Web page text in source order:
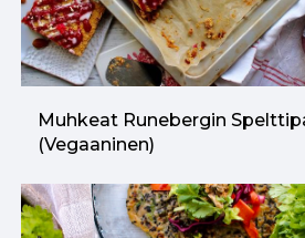
Muhkeat Runebergin
(vegaaninen)